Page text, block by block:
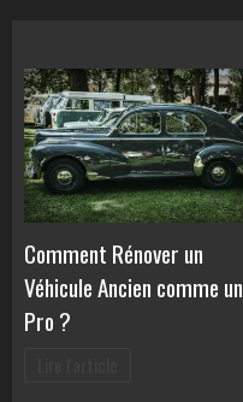
Comment Rénover un
Véhicule Ancien comme un
Pro ?